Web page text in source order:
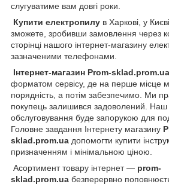
слугуватиме вам довгі роки.
Купити електропилу в Харкові, у
зможете, зробивши замовлення через
сторінці нашого інтернет-магазину
зазначеними телефонами.
Інтернет-магазин Prom-sklad.prom.ua
форматом сервісу, де на перше місце
порядність, а потім забезпечимо. Ми
покупець залишився задоволений. Наш
обслуговування буде запорукою для
Головне завдання Інтернету магазину
sklad.prom.ua допомогти купити
призначенням і мінімальною ціною.
Асортимент товару інтернет — prom-
sklad.prom.ua безперервно